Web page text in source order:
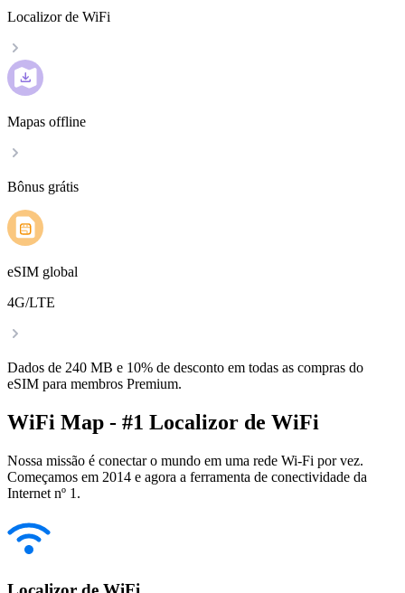
Localizor de WiFi
Mapas offline
Bônus grátis
eSIM global
4G/LTE
Dados de 240 MB e 10% de desconto em todas as compras do
eSIM para membros Premium.
WiFi Map - #1 Localizor de WiFi
Nossa missão é conectar o mundo em uma rede Wi-Fi por vez.
Começamos em 2014 e agora a ferramenta de conectividade da
Internet nº 1.